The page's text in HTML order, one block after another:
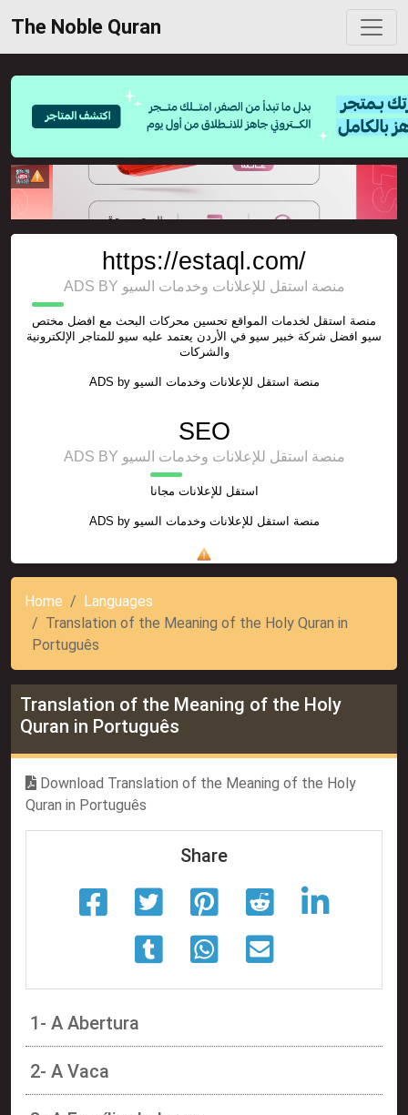
The Noble Quran
https://estaql.com/
ADS BY منصة استقل للإعلانات وخدمات السيو
منصة استقل لخدمات المواقع تحسين محركات البحث مع افضل مختص
سيو افضل شركة خبير سيو في الأردن يعتمد عليه سيو للمتاجر الإلكترونية
والشركات
ADS by منصة استقل للإعلانات وخدمات السيو
SEO
ADS BY منصة استقل للإعلانات وخدمات السيو
استقل للإعلانات مجانا
ADS by منصة استقل للإعلانات وخدمات السيو
Home
Languages
Translation of the Meaning of the Holy Quran in
Português
Translation of the Meaning of the Holy
Quran in Português
Download Translation of the Meaning of the Holy
Quran in Português
Share
1- A Abertura
2- A Vaca